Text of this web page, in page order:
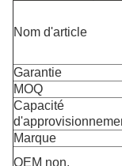
Nom d'article
Garantie
MOQ
Capacité
Marque
OEM non.